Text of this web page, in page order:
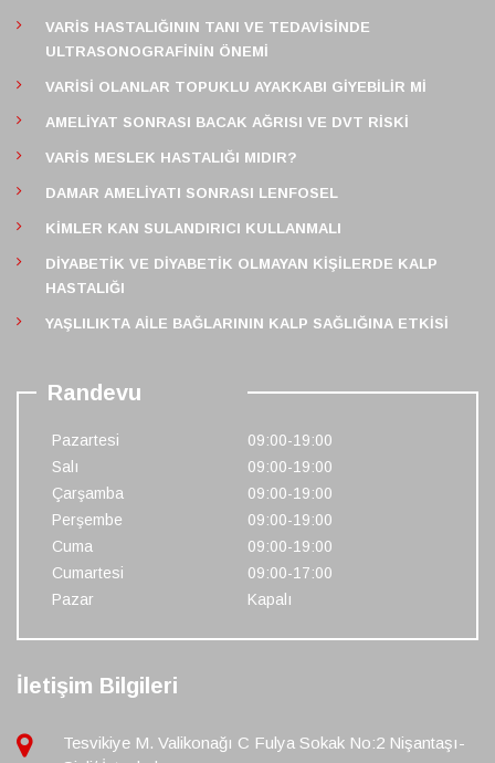
VARIS HASTALIĞININ TANI VE TEDAVISINDE
ULTRASONOGRAFININ ÖNEMI
VARISI OLANLAR TOPUKLU AYAKKABI GIYEBILIR MI
AMELIYAT SONRASI BACAK AĞRISI VE DVT RISKI
VARIS MESLEK HASTALIĞI MIDIR?
DAMAR AMELIYATI SONRASI LENFOSEL
KIMLER KAN SULANDIRICI KULLANMALI
DIYABETIK VE DIYABETIK OLMAYAN KIŞILERDE KALP
HASTALIĞI
YAŞLILIKTA AILE BAĞLARININ KALP SAĞLIĞINA ETKISI
Randevu
Pazartesi
09:00-19:00
Salı
09:00-19:00
Çarşamba
09:00-19:00
Perşembe
09:00-19:00
Cuma
09:00-19:00
Cumartesi
09:00-17:00
Pazar
Kapalı
İletişim Bilgileri
Tesvikiye M. Valikonağı C Fulya Sokak No:2 Nişantaşı-